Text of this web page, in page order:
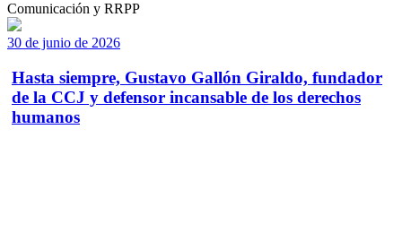
Comunicación y RRPP
30 de junio de 2026
Hasta siempre, Gustavo Gallón Giraldo, fundador
de la CCJ y defensor incansable de los derechos
humanos